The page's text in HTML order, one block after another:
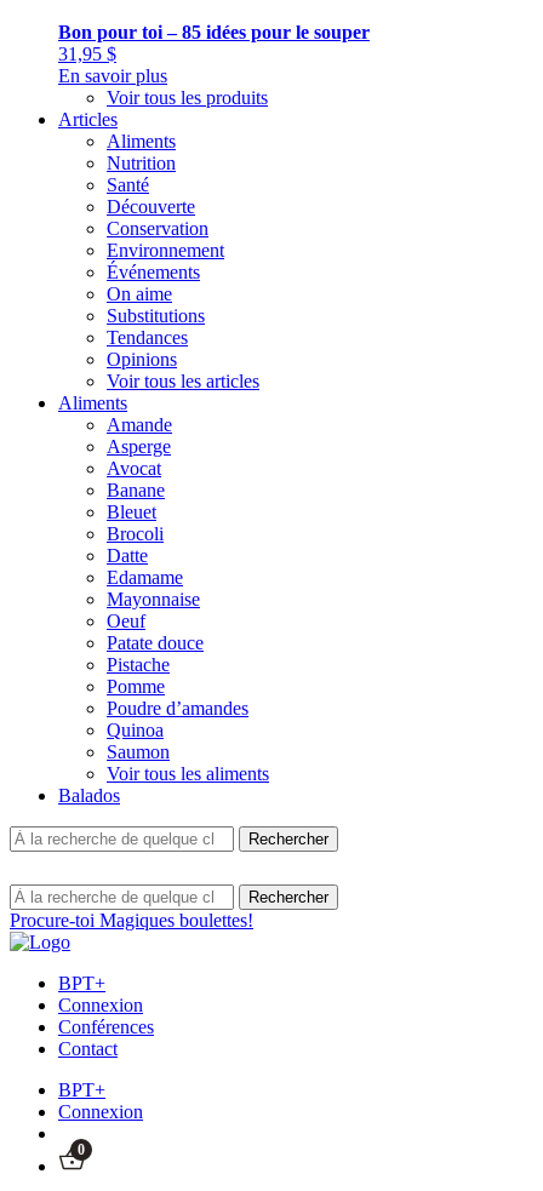
Bon pour toi – 85 idées pour le souper
31,95 $
En savoir plus
Voir tous les produits
Articles
Aliments
Nutrition
Santé
Découverte
Conservation
Environnement
Événements
On aime
Substitutions
Tendances
Opinions
Voir tous les articles
Aliments
Amande
Asperge
Avocat
Banane
Bleuet
Brocoli
Datte
Edamame
Mayonnaise
Oeuf
Patate douce
Pistache
Pomme
Poudre d’amandes
Quinoa
Saumon
Voir tous les aliments
Balados
Procure-toi Magiques boulettes!
BPT+
Connexion
Conférences
Contact
BPT+
Connexion
0